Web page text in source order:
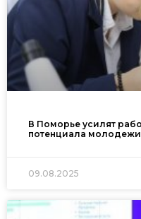
В Поморье усилят
потенциала молодежи
09.08.2025